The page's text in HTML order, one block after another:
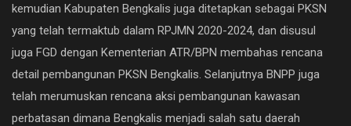
kemudian Kabupaten Bengkalis juga ditetapkan sebagai PKSN
yang telah termaktub dalam RPJMN 2020-2024, dan disusul
juga FGD dengan Kementerian ATR/BPN membahas rencana
detail pembangunan PKSN Bengkalis. Selanjutnya BNPP juga
telah merumuskan rencana aksi pembangunan kawasan
perbatasan dimana Bengkalis menjadi salah satu daerah